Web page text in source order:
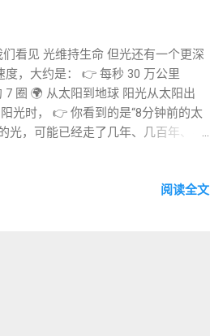
看见 光维持生命 但光还有一个更深
度，大约是： 👉 每秒 30 万公里
7 圈 🌍 从太阳到地球 阳光从太阳出
光时， 👉 你看到的是“8分钟前的太
光，可能已经走了几年、几百年、甚
： 👉 没有任何物体可以超过光速。
中 能量与质量的关系中（E=mc²）
阅读全文